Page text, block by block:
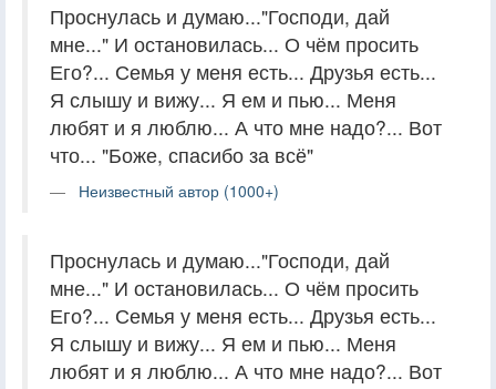
Проснулась и думаю..."Господи, дай
мне..." И остановилась... О чём просить
Его?... Семья у меня есть... Друзья есть...
Я слышу и вижу... Я ем и пью... Меня
любят и я люблю... А что мне надо?... Вот
что... "Боже, спасибо за всё"
Неизвестный автор (1000+)
Проснулась и думаю..."Господи, дай
мне..." И остановилась... О чём просить
Его?... Семья у меня есть... Друзья есть...
Я слышу и вижу... Я ем и пью... Меня
любят и я люблю... А что мне надо?... Вот